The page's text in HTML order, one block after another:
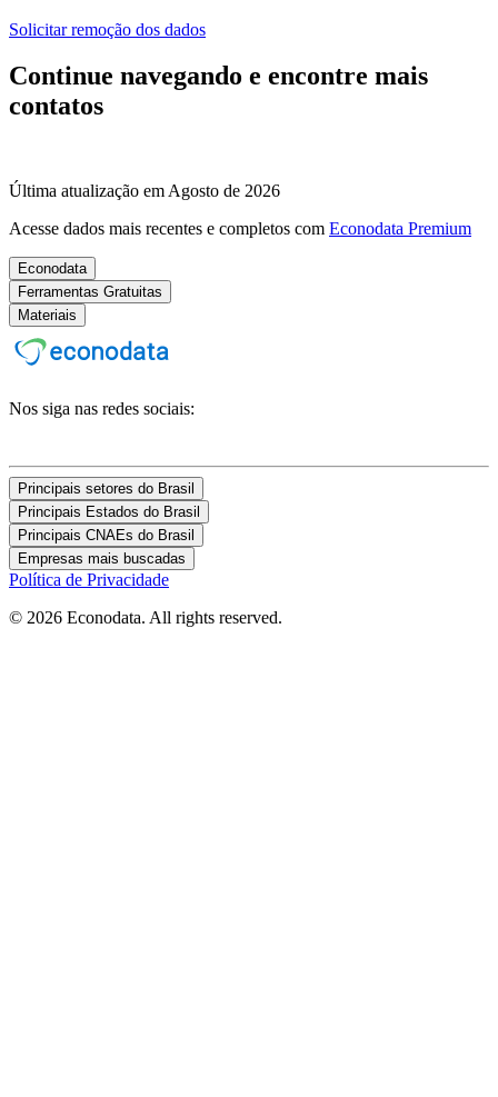
Solicitar remoção dos dados
Continue navegando e encontre mais
contatos
Última atualização em Agosto de 2026
Acesse dados mais recentes e completos com Econodata Premium
Econodata
Ferramentas Gratuitas
Materiais
Nos siga nas redes sociais:
Principais setores do Brasil
Principais Estados do Brasil
Principais CNAEs do Brasil
Empresas mais buscadas
Política de Privacidade
© 2026 Econodata. All rights reserved.